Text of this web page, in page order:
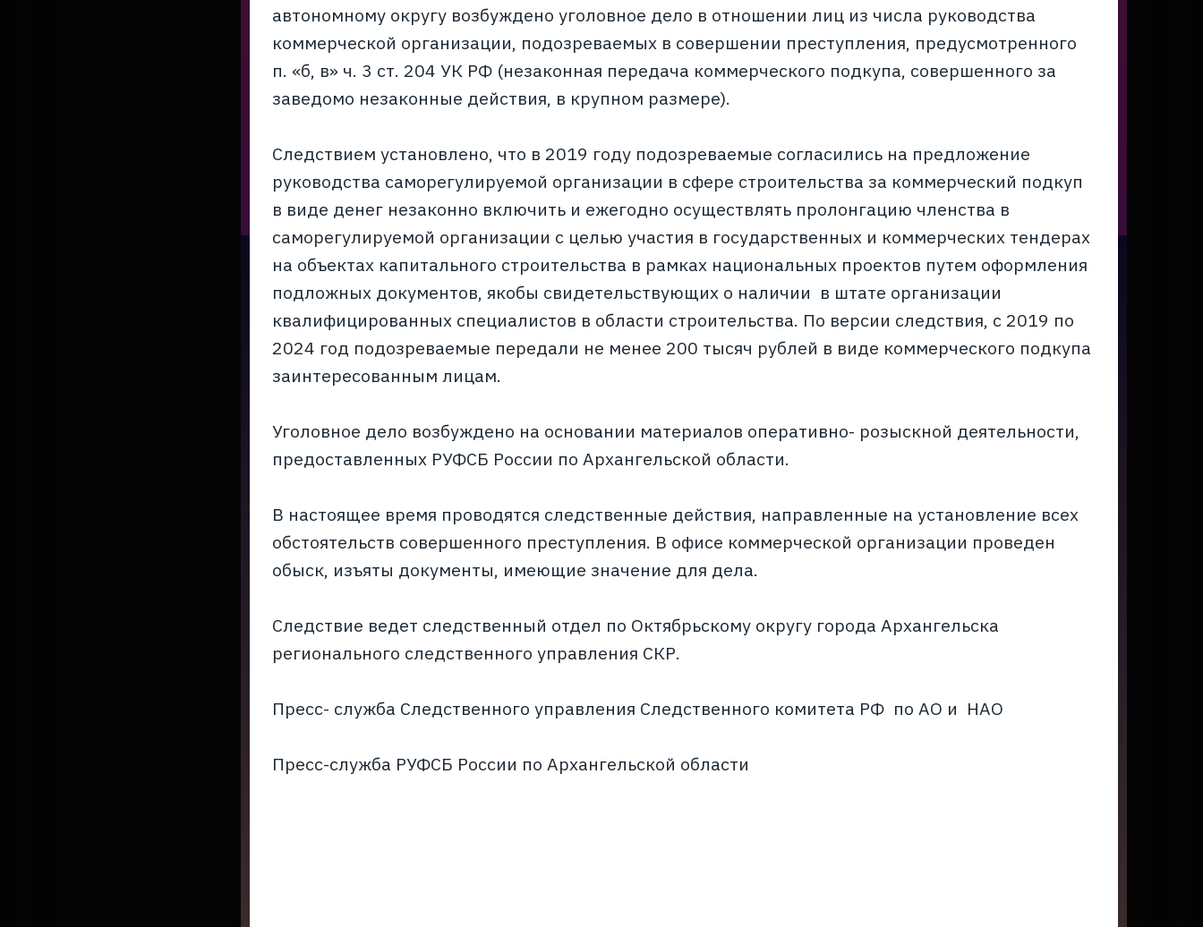
автономному округу возбуждено уголовное дело в отношении лиц из числа руководства
коммерческой организации, подозреваемых в совершении преступления, предусмотренного
п. «б, в» ч. 3 ст. 204 УК РФ (незаконная передача коммерческого подкупа, совершенного за
заведомо незаконные действия, в крупном размере).
Следствием установлено, что в 2019 году подозреваемые согласились на предложение
руководства саморегулируемой организации в сфере строительства за коммерческий подкуп
в виде денег незаконно включить и ежегодно осуществлять пролонгацию членства в
саморегулируемой организации с целью участия в государственных и коммерческих тендерах
на объектах капитального строительства в рамках национальных проектов путем оформления
подложных документов, якобы свидетельствующих о наличии в штате организации
квалифицированных специалистов в области строительства. По версии следствия, с 2019 по
2024 год подозреваемые передали не менее 200 тысяч рублей в виде коммерческого подкупа
заинтересованным лицам.
Уголовное дело возбуждено на основании материалов оперативно- розыскной деятельности,
предоставленных РУФСБ России по Архангельской области.
В настоящее время проводятся следственные действия, направленные на установление всех
обстоятельств совершенного преступления. В офисе коммерческой организации проведен
обыск, изъяты документы, имеющие значение для дела.
Следствие ведет следственный отдел по Октябрьскому округу города Архангельска
регионального следственного управления СКР.
Пресс- служба Следственного управления Следственного комитета РФ по АО и НАО
Пресс-служба РУФСБ России по Архангельской области